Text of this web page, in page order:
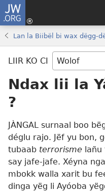
JW.ORG
Lan la Biibël bi wax dëgg-
LIIR KO CI
Ndax lii la
?
JÀNGAL surnaal boo
déglu rajo. Jëf yu bon,
tubaab terrorisme lañu
say jafe-jafe. Xéyna
mbokk walla xarit bu
dinga yëg li Ayóoba